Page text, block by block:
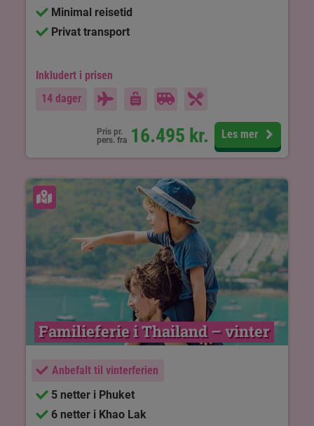
Minimal reisetid
Privat transport
Inkludert i prisen
14 dager
Pris pr.
pers. fra 16.495 kr. Les mer
Familieferie i Thailand – vinter
Anbefalt til vinterferien
5 netter i Phuket
6 netter i Khao Lak